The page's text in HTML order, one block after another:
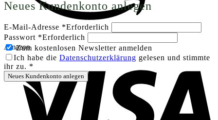
Amazon
Neues Kundenkonto anlegen
E-Mail-Adresse *Erforderlich
Passwort *Erforderlich
Zum kostenlosen Newsletter anmelden
Ich habe die Datenschutzerklärung gelesen und stimmte
ihr zu. *
Neues Kundenkonto anlegen